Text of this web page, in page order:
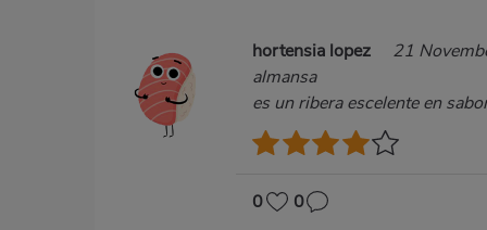
hortensia lopez
21
almansa
es un ribera escelente en
0 0